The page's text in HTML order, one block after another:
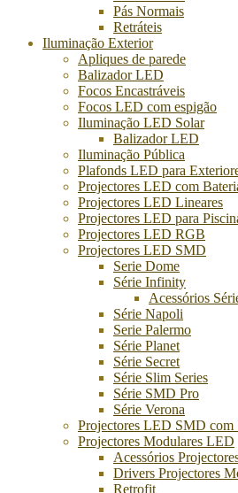
Pás Normais
Retráteis
Iluminação Exterior
Apliques de parede
Balizador LED
Focos Encastráveis
Focos LED com espigão
Iluminação LED Solar
Balizador LED
Iluminação Pública
Plafonds LED para
Projectores LED com
Projectores LED Lineares
Projectores LED para
Projectores LED RGB
Projectores LED SMD
Serie Dome
Série Infinity
Acessórios
Série Napoli
Serie Palermo
Série Planet
Série Secret
Série Slim Series
Série SMD Pro
Série Verona
Projectores LED SMD com
Projectores Modulares LED
Acessórios
Drivers Projectores
Retrofit